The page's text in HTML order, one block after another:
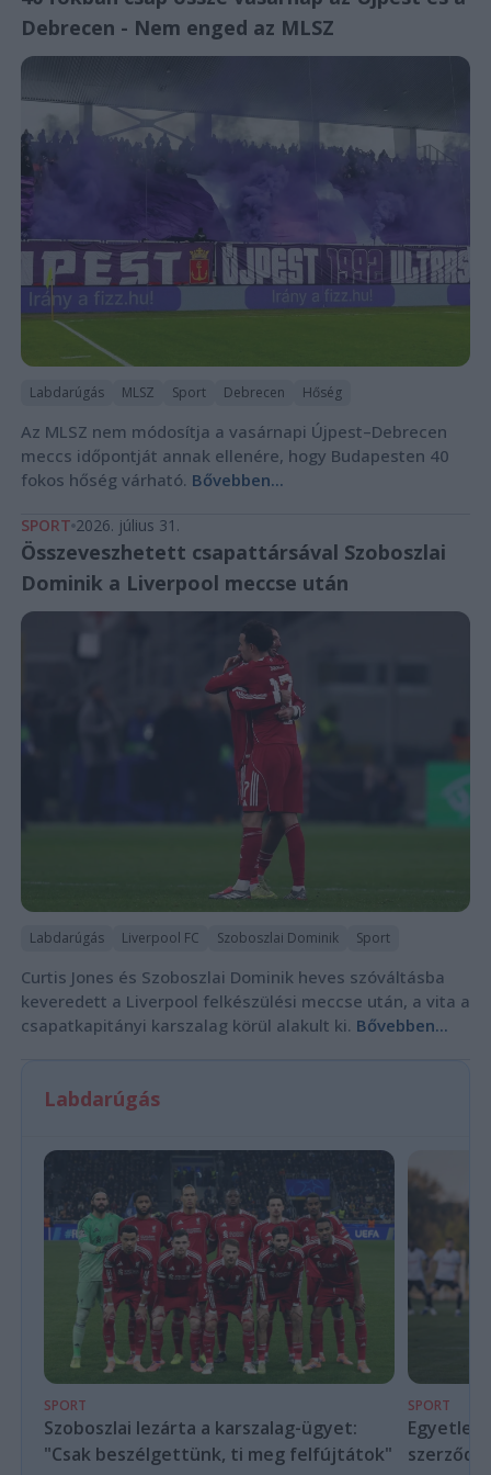
Debrecen - Nem enged az MLSZ
Labdarúgás MLSZ Sport Debrecen Hőség
Az MLSZ nem módosítja a vasárnapi Újpest–Debrecen
meccs időpontját annak ellenére, hogy Budapesten 40
fokos hőség várható. Bővebben...
SPORT 2026. július 31.
Összeveszhetett csapattársával Szoboszlai
Dominik a Liverpool meccse után
Labdarúgás Liverpool FC Szoboszlai Dominik Sport
Curtis Jones és Szoboszlai Dominik heves szóváltásba
keveredett a Liverpool felkészülési meccse után, a vita a
csapatkapitányi karszalag körül alakult ki. Bővebben...
Labdarúgás
SPORT
Szoboszlai lezárta a karszalag-ügyet:
"Csak beszélgettünk, ti meg felfújtátok"
SPORT
Egyetlen